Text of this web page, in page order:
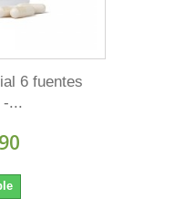
6 fuentes
-...